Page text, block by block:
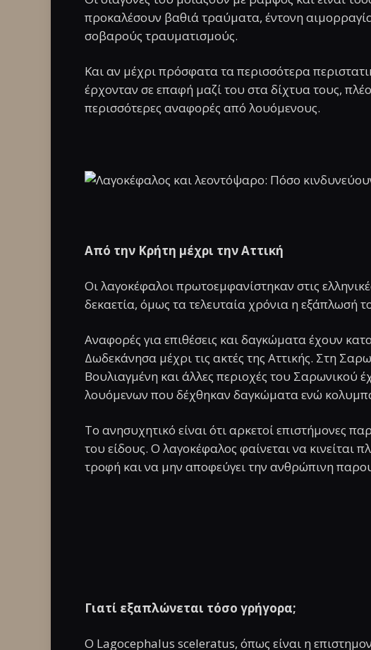
προκαλέσουν βαθιά τραύματα, έντονη
σοβαρούς τραυματισμούς.
Και αν μέχρι πρόσφατα τα περισσότερα
έρχονταν σε επαφή μαζί του στα δίχτυα τους,
περισσότερες αναφορές από λουόμενους.
Από την Κρήτη μέχρι την Αττική
Οι λαγοκέφαλοι πρωτοεμφανίστηκαν στις
δεκαετία, όμως τα τελευταία χρόνια η εξάπλωσή
Αναφορές για επιθέσεις και δαγκώματα έχουν
Δωδεκάνησα μέχρι τις ακτές της Αττικής. Στη
Βουλιαγμένη και άλλες περιοχές του Σαρωνικού
λουόμενων που δέχθηκαν δαγκώματα ενώ
Το ανησυχητικό είναι ότι αρκετοί επιστήμονες
του είδους. Ο λαγοκέφαλος φαίνεται να κινείται
τροφή και να μην αποφεύγει την ανθρώπινη
Γιατί εξαπλώνεται τόσο γρήγορα;
Ο Lagocephalus sceleratus, όπως είναι η